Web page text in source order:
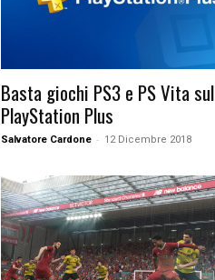
Basta giochi PS3 e PS Vita sul
PlayStation Plus
Salvatore Cardone - 12 Dicembre 2018